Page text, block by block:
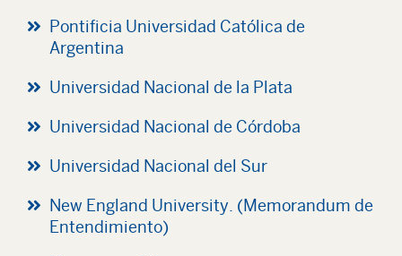
Pontificia Universidad Católica de
Argentina
Universidad Nacional de la Plata
Universidad Nacional de Córdoba
Universidad Nacional del Sur
New England University. (Memorandum de
Entendimiento)